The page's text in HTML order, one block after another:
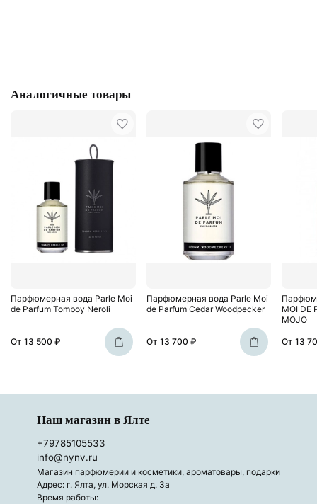
Аналогичные товары
Парфюмерная вода Parle Moi
de Parfum Tomboy Neroli
От 13 500 ₽
Парфюмерная вода Parle Moi
de Parfum Cedar Woodpecker
От 13 700 ₽
MOI DE
MOJO
От 13
Наш магазин в Ялте
+79785105533
info@nynv.ru
Магазин парфюмерии и косметики, ароматовары, подарки
Адрес: г. Ялта, ул. Морская д. 3а
Время работы: